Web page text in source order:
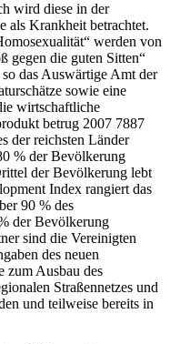
wird diese in der
als Krankheit betrachtet.
werden von
gegen die guten Sitten“
das Auswärtige Amt der
sowie eine
wirtschaftliche
betrug 2007 7887
der reichsten Länder
% der Bevölkerung
der Bevölkerung lebt
Index rangiert das
90 % des
der Bevölkerung
sind die Vereinigten
des neuen
zum Ausbau des
Straßennetzes und
und teilweise bereits in